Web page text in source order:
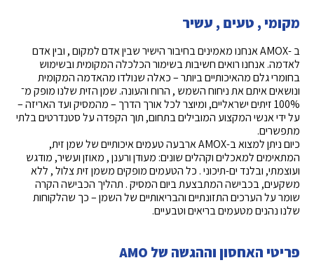
מקומי , טעים , עשיר
ב -AMOX אנחנו מאמינים בחיבור הישיר שבין אדם למקום , ובין אדם
לאדמה. אנחנו רואים חשיבות בשימור הכלכלה המקומית ובשימוש
בחומרי גלם מהאיכותיים ביותר – כאלה שנולדו מהאדמה המקומית
ונושאים איתם את ניחוח השמש , הרוח והעונה. שמן הזית שלנו מופק מ־
100% זיתים ישראליים, ומיוצר לכל אורך הדרך – מהמסיק ועד האריזה –
על ידי אנשי המקצוע המובילים בתחום, תוך הקפדה על סטנדרטים בלתי
מתפשרים.
כיום ניתן למצוא ב-AMOX ארבעה טעמים איכותיים של שמן זית,
המתאימים למאכלים וקהלים שונים: מעודן ורענן , מאוזן ועשיר, מודגש
ועוצמתי, ובלנד ים-תיכוני . כל הטעמים מופקים משמן זית צלול , ללא
משקעים, בכבישה המתבצעת ביום המסיק . תהליך הכבישה הקרה
שומר על הערכים התזונתיים והבריאותיים של השמן – כך שהלקוחות
שלנו נהנים מטעמים בריאים וטבעיים.
פריטי האחסון וההגשה של AMO